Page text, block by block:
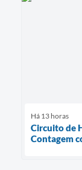
Há 13 horas
Circuito de
Contagem